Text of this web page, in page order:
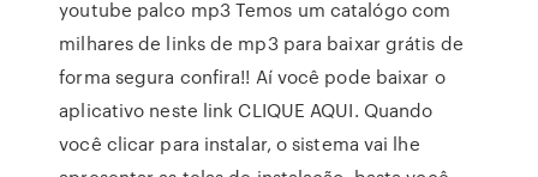
youtube palco mp3 Temos um catalógo com
milhares de links de mp3 para baixar grátis de
forma segura confira!! Aí você pode baixar o
aplicativo neste link CLIQUE AQUI. Quando
você clicar para instalar, o sistema vai lhe